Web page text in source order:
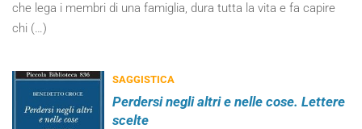
che lega i membri di una famiglia, dura tutta la vita e fa capire
chi (…)
SAGGISTICA
Perdersi negli altri e nelle cose. Lettere
scelte